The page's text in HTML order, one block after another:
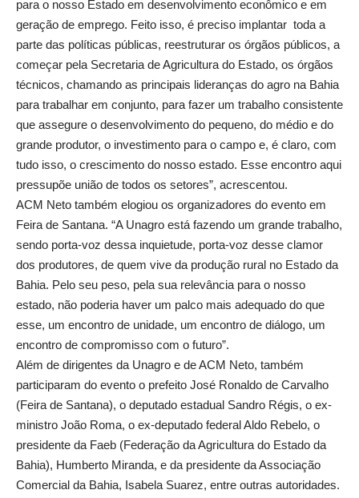
para o nosso Estado em desenvolvimento econômico e em
geração de emprego. Feito isso, é preciso implantar toda a
parte das políticas públicas, reestruturar os órgãos públicos, a
começar pela Secretaria de Agricultura do Estado, os órgãos
técnicos, chamando as principais lideranças do agro na Bahia
para trabalhar em conjunto, para fazer um trabalho consistente
que assegure o desenvolvimento do pequeno, do médio e do
grande produtor, o investimento para o campo e, é claro, com
tudo isso, o crescimento do nosso estado. Esse encontro aqui
pressupõe união de todos os setores”, acrescentou.
ACM Neto também elogiou os organizadores do evento em
Feira de Santana. “A Unagro está fazendo um grande trabalho,
sendo porta-voz dessa inquietude, porta-voz desse clamor
dos produtores, de quem vive da produção rural no Estado da
Bahia. Pelo seu peso, pela sua relevância para o nosso
estado, não poderia haver um palco mais adequado do que
esse, um encontro de unidade, um encontro de diálogo, um
encontro de compromisso com o futuro”.
Além de dirigentes da Unagro e de ACM Neto, também
participaram do evento o prefeito José Ronaldo de Carvalho
(Feira de Santana), o deputado estadual Sandro Régis, o ex-
ministro João Roma, o ex-deputado federal Aldo Rebelo, o
presidente da Faeb (Federação da Agricultura do Estado da
Bahia), Humberto Miranda, e da presidente da Associação
Comercial da Bahia, Isabela Suarez, entre outras autoridades.